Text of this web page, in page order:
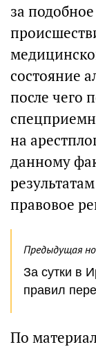
за
состояние
после чего
на
данному
правовое
Предыдущая
За сутки в
правил
По